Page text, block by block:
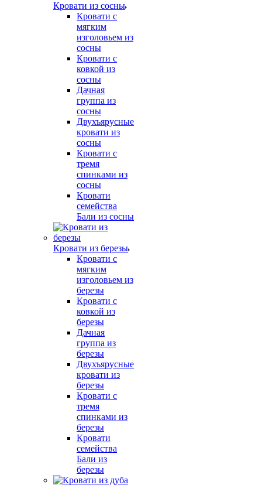
Кровати из сосны
Кровати с
мягким
изголовьем из
сосны
Кровати с
ковкой из
сосны
Дачная
группа из
сосны
Двухъярусные
кровати из
сосны
Кровати с
тремя
спинками из
сосны
Кровати
семейства
Бали из сосны
Кровати из березы
Кровати с
мягким
изголовьем из
березы
Кровати с
ковкой из
березы
Дачная
группа из
березы
Двухъярусные
кровати из
березы
Кровати с
тремя
спинками из
березы
Кровати
семейства
Бали из
березы